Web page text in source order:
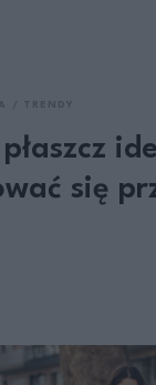
się